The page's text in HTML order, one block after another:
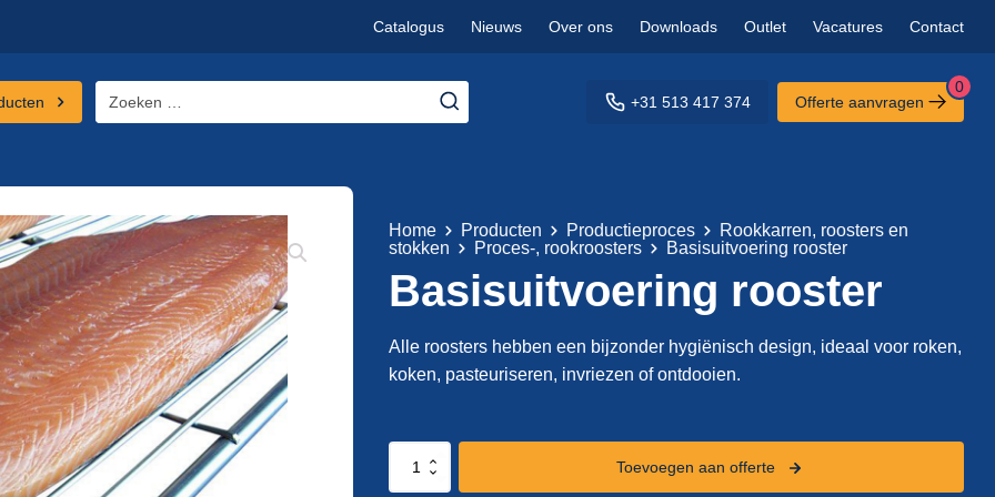
Catalogus Nieuws Over ons Downloads Outlet Vacatures Contact
naar:
+31 513 417 374 Offerte aanvragen
0
Home Producten Productieproces
Rookkarren, roosters en
stokken
Proces-, rookroosters Basisuitvoering rooster
Basisuitvoering rooster
Alle roosters hebben een bijzonder hygiënisch design, ideaal voor roken,
koken, pasteuriseren, invriezen of ontdooien.
Basisuitvoering
Toevoegen aan offerte